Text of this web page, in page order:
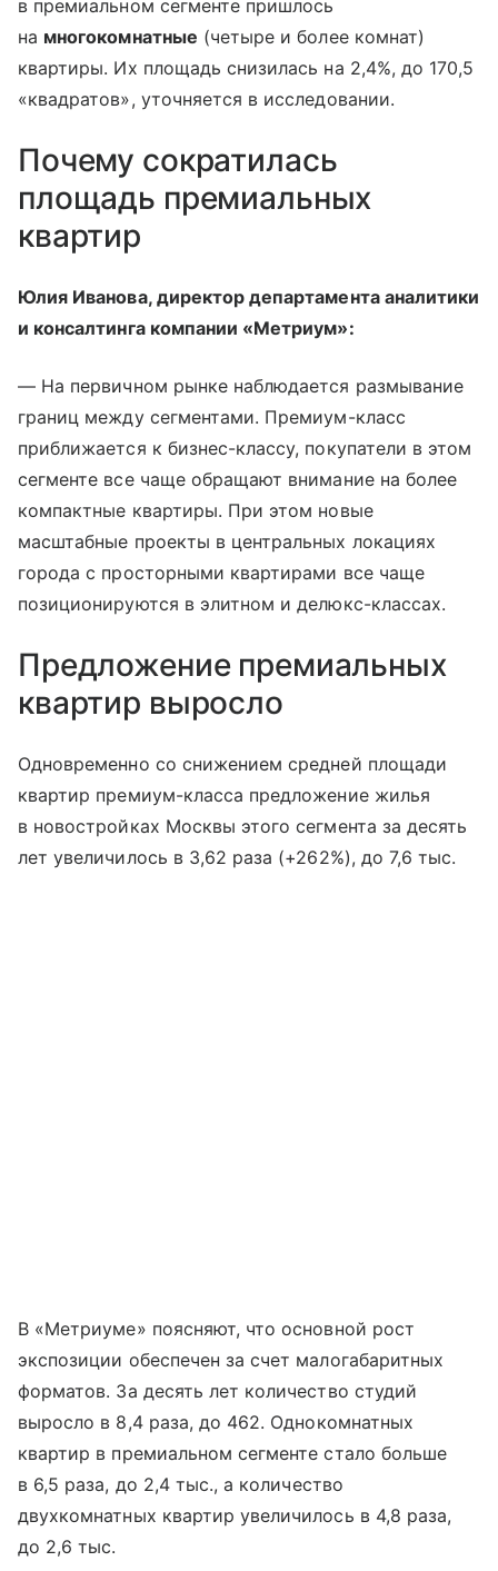
в премиальном сегменте пришлось
на многокомнатные (четыре и более комнат)
квартиры. Их площадь снизилась на 2,4%, до 170,5
«квадратов», уточняется в исследовании.
Почему сократилась
площадь премиальных
квартир
Юлия Иванова, директор департамента аналитики
и консалтинга компании «Метриум»:
— На первичном рынке наблюдается размывание
границ между сегментами. Премиум-класс
приближается к бизнес-классу, покупатели в этом
сегменте все чаще обращают внимание на более
компактные квартиры. При этом новые
масштабные проекты в центральных локациях
города с просторными квартирами все чаще
позиционируются в элитном и делюкс-классах.
Предложение премиальных
квартир выросло
Одновременно со снижением средней площади
квартир премиум-класса предложение жилья
в новостройках Москвы этого сегмента за десять
лет увеличилось в 3,62 раза (+262%), до 7,6 тыс.
В «Метриуме» поясняют, что основной рост
экспозиции обеспечен за счет малогабаритных
форматов. За десять лет количество студий
выросло в 8,4 раза, до 462. Однокомнатных
квартир в премиальном сегменте стало больше
в 6,5 раза, до 2,4 тыс., а количество
двухкомнатных квартир увеличилось в 4,8 раза,
до 2,6 тыс.